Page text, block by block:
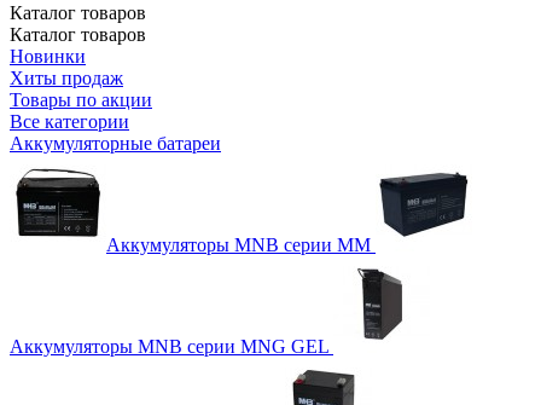
Каталог товаров
Каталог товаров
Новинки
Хиты продаж
Товары по акции
Все категории
Аккумуляторные батареи
Аккумуляторы MNB серии MM
Аккумуляторы MNB серии MNG GEL